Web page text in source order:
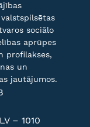
sociālo
aprūpes
profilakses,
un
jautājumos.
– 1010